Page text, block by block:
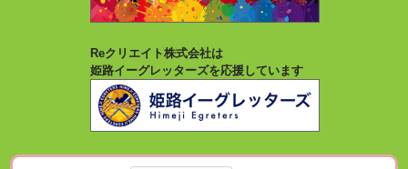
Reクリエイト株式会社は
姫路イーグレッターズを応援しています